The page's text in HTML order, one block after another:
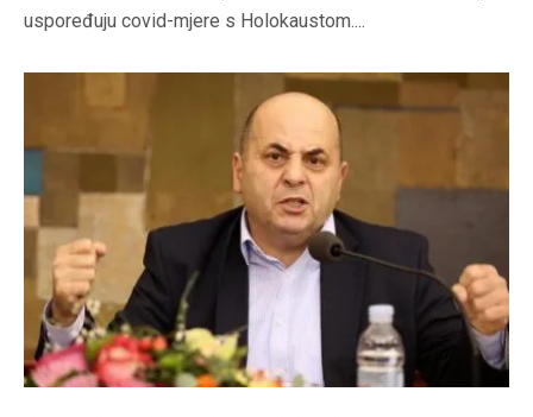
uspoređuju covid-mjere s Holokaustom....